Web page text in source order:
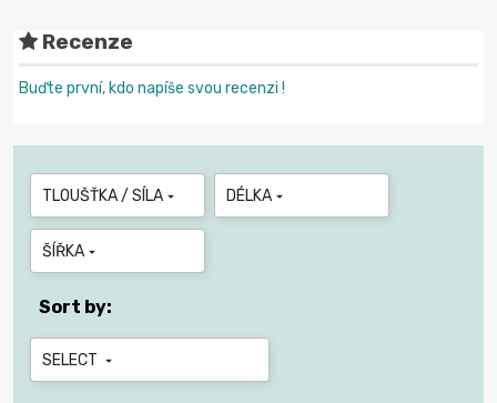
Recenze
Buďte první, kdo napíše svou recenzi !
TLOUŠŤKA / SÍLA  DÉLKA 
ŠÍŘKA 
Sort by:
SELECT 